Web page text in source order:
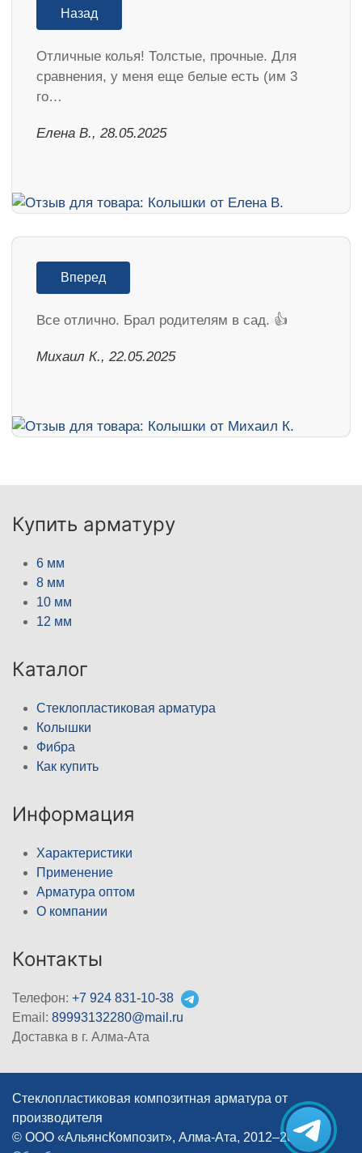
Назад
Отличные колья! Толстые, прочные. Для
сравнения, у меня еще белые есть (им 3
го…
Елена В., 28.05.2025
Вперед
Все отлично. Брал родителям в сад. 👍
Михаил К., 22.05.2025
Купить арматуру
6 мм
8 мм
10 мм
12 мм
Каталог
Стеклопластиковая арматура
Колышки
Фибра
Как купить
Информация
Характеристики
Применение
Арматура оптом
О компании
Контакты
Телефон: +7 924 831-10-38
Email: 89993132280@mail.ru
Доставка в г. Алма-Ата
Стеклопластиковая композитная арматура от
производителя
© ООО «АльянсКомпозит», Алма-Ата, 2012–2026